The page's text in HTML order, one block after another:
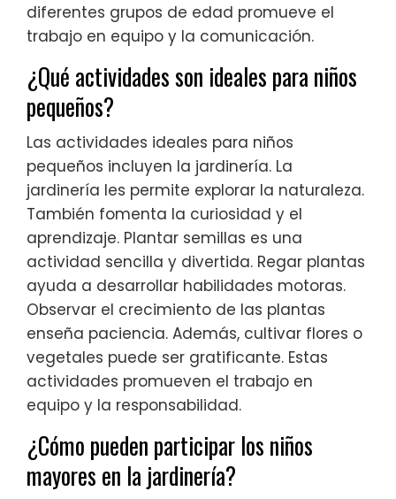
diferentes grupos de edad promueve el
trabajo en equipo y la comunicación.
¿Qué actividades son ideales para niños
pequeños?
Las actividades ideales para niños
pequeños incluyen la jardinería. La
jardinería les permite explorar la naturaleza.
También fomenta la curiosidad y el
aprendizaje. Plantar semillas es una
actividad sencilla y divertida. Regar plantas
ayuda a desarrollar habilidades motoras.
Observar el crecimiento de las plantas
enseña paciencia. Además, cultivar flores o
vegetales puede ser gratificante. Estas
actividades promueven el trabajo en
equipo y la responsabilidad.
¿Cómo pueden participar los niños
mayores en la jardinería?